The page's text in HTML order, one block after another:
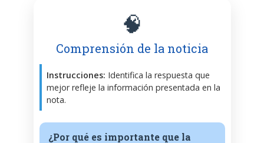
🧠
Comprensión de la noticia
Instrucciones: Identifica la respuesta que
mejor refleje la información presentada en la
nota.
¿Por qué es importante que la